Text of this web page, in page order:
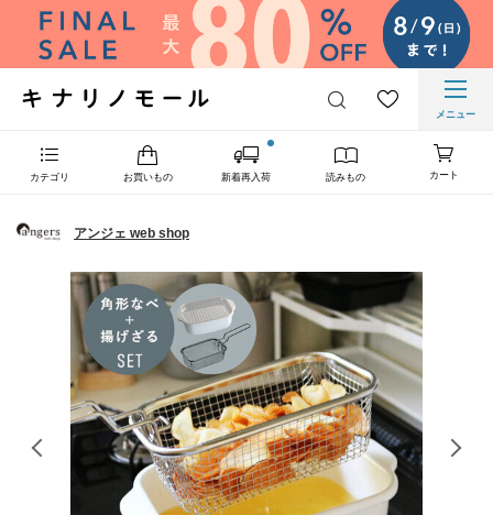
メニュー
カテゴリ お買いもの 新着再入荷 読みもの カート
アンジェ web shop